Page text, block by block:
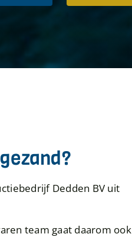
Dedden BV uit
team gaat daarom ook